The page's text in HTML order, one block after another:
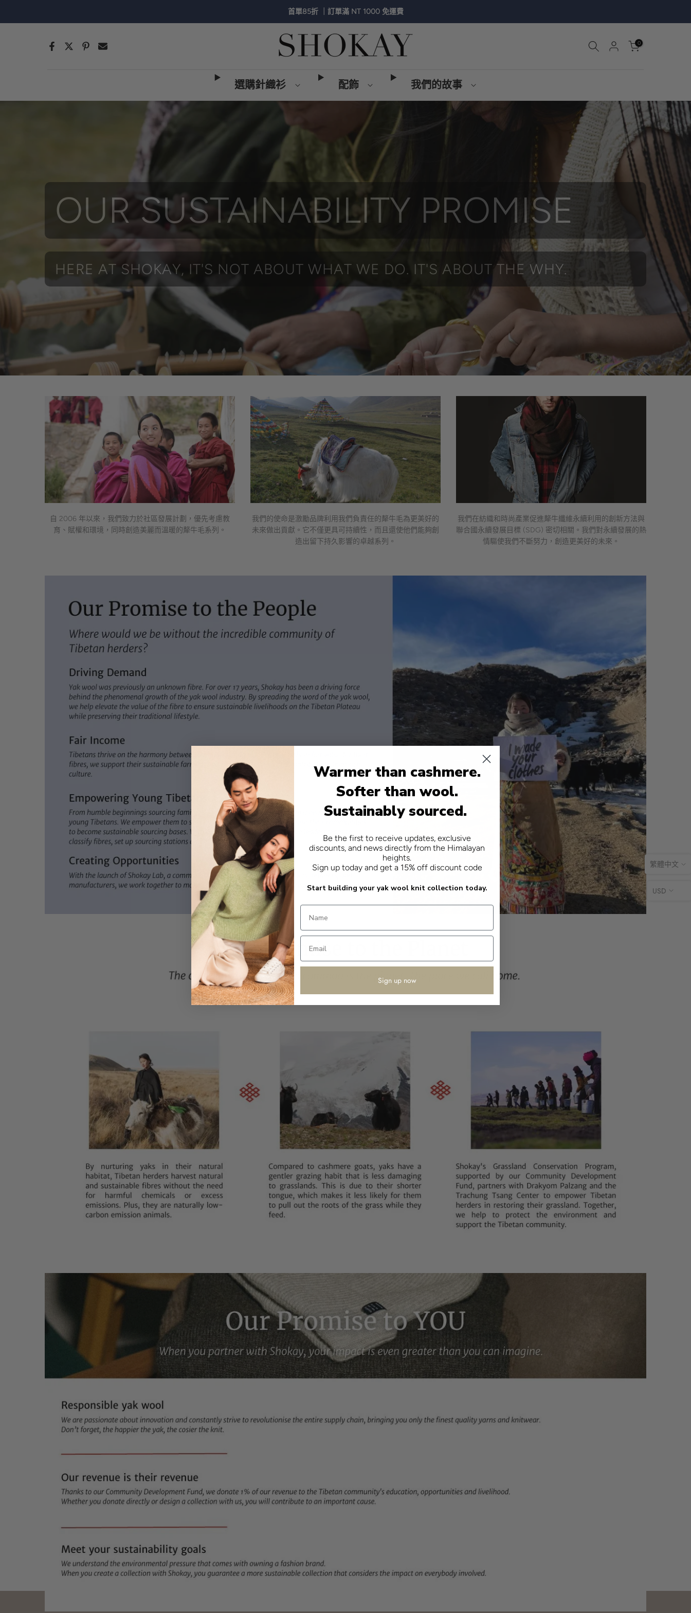
至
首單85折 ｜訂單滿 NT 1000 免運費
0
選購針織衫 配飾 我們的故事
OUR SUSTAINABILITY PROMISE
HERE AT SHOKAY, IT'S NOT ABOUT WHAT WE DO. IT'S ABOUT THE WHY.
自 2006 年以來，我們致力於社區發展計劃，優先考慮教
育、賦權和環境，同時創造美麗而溫暖的犛牛毛系列。
我們的使命是激勵品牌利用我們負責任的犛牛毛為更美好的
未來做出貢獻。它不僅更具可持續性，而且還使他們能夠創
造出留下持久影響的卓越系列。
我們在紡織和時尚產業促進犛牛纖維永續利用的創新方法與
聯合國永續發展目標 (SDG) 密切相關。我們對永續發展的熱
情驅使我們不斷努力，創造更美好的未來。
繁體中文
USD
Warmer than cashmere.
Softer than wool.
Sustainably sourced.
Be the first to receive updates, exclusive
discounts, and news directly from the Himalayan
heights.
Sign up today and get a 15% off discount code
Start building your yak wool knit collection today.
Sign up now